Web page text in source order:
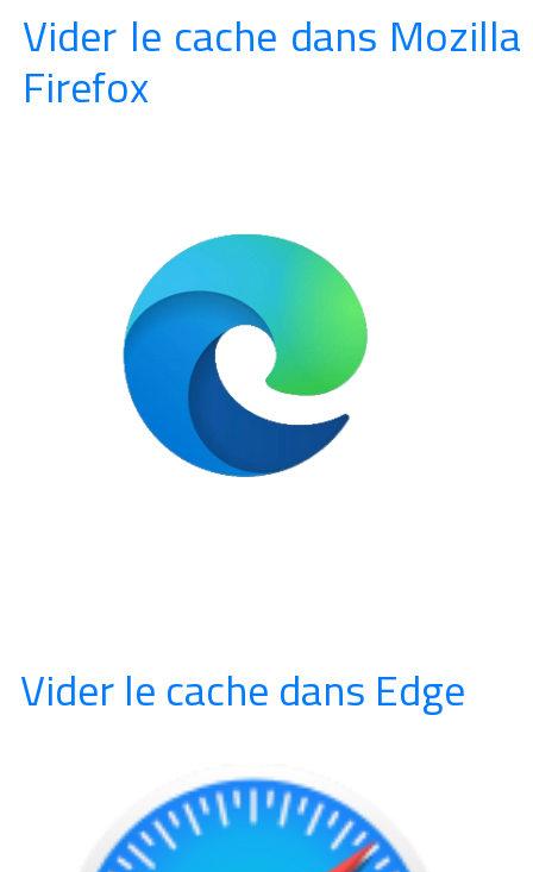
Vider le cache dans Mozilla
Firefox
Vider le cache dans Edge